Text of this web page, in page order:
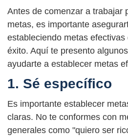
Antes de comenzar a trabajar
metas, es importante
estableciendo metas efectivas
éxito. Aquí te presento
ayudarte a establecer metas
1. Sé específico
Es importante establecer
claras. No te conformes con
generales como "quiero ser